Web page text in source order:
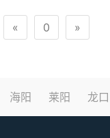
« 0 »
海阳 莱阳 龙口